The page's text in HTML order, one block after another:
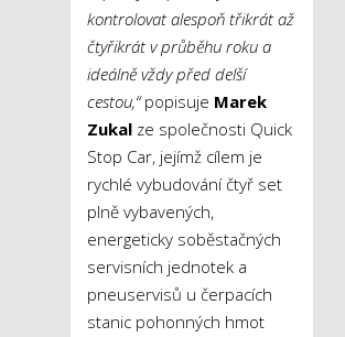
kontrolovat alespoň třikrát až
čtyřikrát v průběhu roku a
ideálně vždy před delší
cestou,“popisuje Marek
Zukal ze společnosti Quick
Stop Car, jejímž cílem je
rychlé vybudování čtyř set
plně vybavených,
energeticky soběstačných
servisních jednotek a
pneuservisů u čerpacích
stanic pohonných hmot